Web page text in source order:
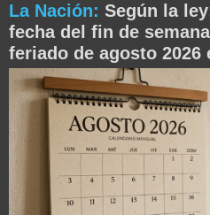
La Nación: Según la
fecha del fin de
feriado de agosto 2026